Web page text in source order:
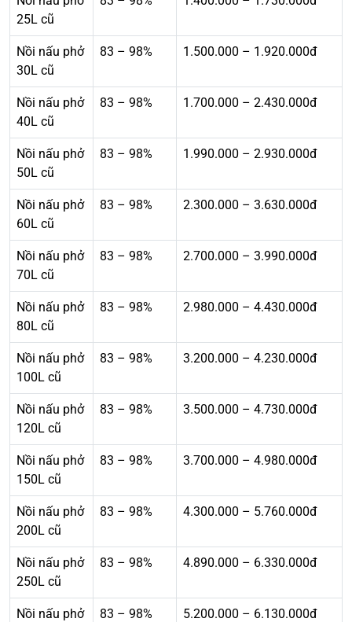
25L cũ
Nồi nấu phở
30L cũ
83 – 98% 1.500.000 – 1.920.000đ
Nồi nấu phở
40L cũ
83 – 98% 1.700.000 – 2.430.000đ
Nồi nấu phở
50L cũ
83 – 98% 1.990.000 – 2.930.000đ
Nồi nấu phở
60L cũ
83 – 98% 2.300.000 – 3.630.000đ
Nồi nấu phở
70L cũ
83 – 98% 2.700.000 – 3.990.000đ
Nồi nấu phở
80L cũ
83 – 98% 2.980.000 – 4.430.000đ
Nồi nấu phở
100L cũ
83 – 98% 3.200.000 – 4.230.000đ
Nồi nấu phở
120L cũ
83 – 98% 3.500.000 – 4.730.000đ
Nồi nấu phở
150L cũ
83 – 98% 3.700.000 – 4.980.000đ
Nồi nấu phở
200L cũ
83 – 98% 4.300.000 – 5.760.000đ
Nồi nấu phở
250L cũ
83 – 98% 4.890.000 – 6.330.000đ
Nồi nấu phở
83 – 98% 5.200.000 – 6.130.000đ